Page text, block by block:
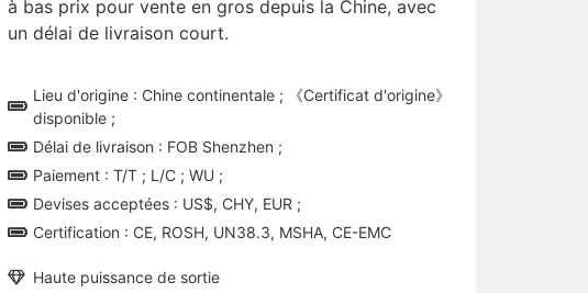
à bas prix pour vente en gros depuis la Chine, avec
un délai de livraison court.
Lieu d'origine : Chine continentale ; 《Certificat d'origine》
disponible ;
Délai de livraison : FOB Shenzhen ;
Paiement : T/T ; L/C ; WU ;
Devises acceptées : US$, CHY, EUR ;
Certification : CE, ROSH, UN38.3, MSHA, CE-EMC
Haute puissance de sortie